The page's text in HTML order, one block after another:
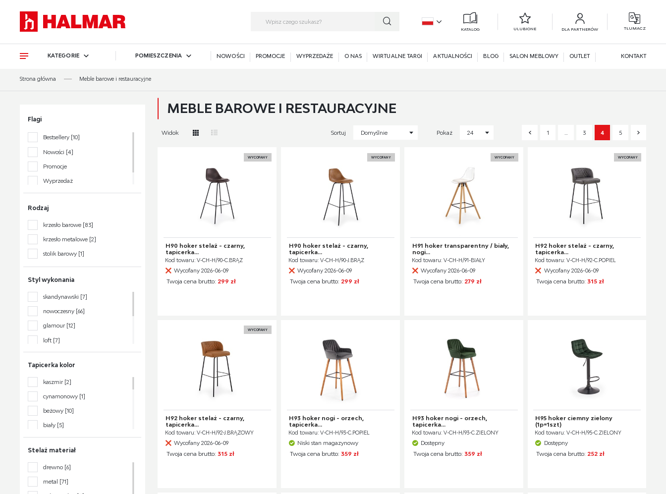
KATALOG ULUBIONE DLA PARTNERÓW TŁUMACZ
KATEGORIE POMIESZCZENIA NOWOŚCI PROMOCJE WYPRZEDAŻE O NAS WIRTUALNE TARGI AKTUALNOŚCI BLOG SALON MEBLOWY OUTLET KONTAKT
Strona główna Meble barowe i restauracyjne
Flagi
Bestsellery [10]
Nowości [4]
Promocje
Wyprzedaż
Polecane[2]
Rodzaj
krzesło barowe [83]
krzesło metalowe [2]
stolik barowy [1]
Styl wykonania
skandynawski [7]
nowoczesny [66]
glamour [12]
loft [7]
klasyczny[14]
boho[3]
tradycyjny
retro[2]
Tapicerka kolor
kaszmir [2]
cynamonowy [1]
beżowy [10]
biały [5]
bordowy[1]
brak tapicerki
brązowy[3]
czarny[16]
Stelaż materiał
drewno [6]
metal [71]
MEBLE BAROWE I RESTAURACYJNE
Widok Sortuj Domyślnie Pokaż 24 1 3 4 5
WYCOFANY
H90 hoker stelaż - czarny,
tapicerka...
Kod towaru: V-CH-H/90-C.BRĄZ
Wycofany 2026-06-09
Twoja cena brutto: 299 zł
WYCOFANY
H90 hoker stelaż - czarny,
tapicerka...
Kod towaru: V-CH-H/90-J.BRĄZ
Wycofany 2026-06-09
Twoja cena brutto: 299 zł
WYCOFANY
H91 hoker transparentny / biały,
nogi...
Kod towaru: V-CH-H/91-BIAŁY
Wycofany 2026-06-09
Twoja cena brutto: 279 zł
WYCOFANY
H92 hoker stelaż - czarny,
tapicerka...
Kod towaru: V-CH-H/92-C.POPIEL
Wycofany 2026-06-09
Twoja cena brutto: 315 zł
WYCOFANY
H92 hoker stelaż - czarny,
tapicerka...
Kod towaru: V-CH-H/92-J.BRĄZOWY
Wycofany 2026-06-09
Twoja cena brutto: 315 zł
H93 hoker nogi - orzech,
tapicerka...
Kod towaru: V-CH-H/93-C.POPIEL
Niski stan magazynowy
Twoja cena brutto: 359 zł
H93 hoker nogi - orzech,
tapicerka...
Kod towaru: V-CH-H/93-C.ZIELONY
Dostępny
Twoja cena brutto: 359 zł
H95 hoker ciemny zielony
(1p=1szt)
Kod towaru: V-CH-H/95-C.ZIELONY
Dostępny
Twoja cena brutto: 252 zł